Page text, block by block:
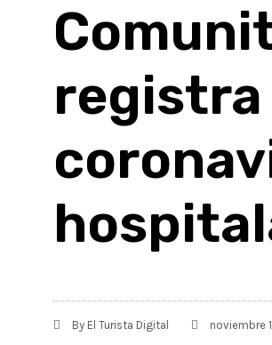
registra
By El Turista Digital noviembre